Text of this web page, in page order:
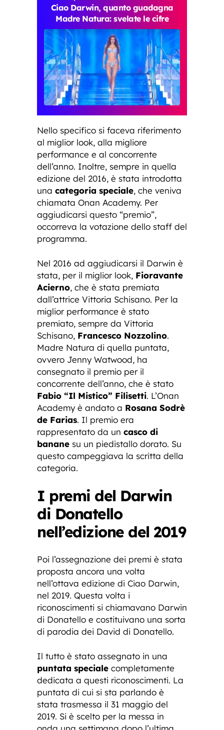
Ciao Darwin, quanto guadagna
Madre Natura: svelate le cifre
Nello specifico si faceva riferimento
al miglior look, alla migliore
performance e al concorrente
dell’anno. Inoltre, sempre in quella
edizione del 2016, è stata introdotta
una categoria speciale, che veniva
chiamata Onan Academy. Per
aggiudicarsi questo “premio”,
occorreva la votazione dello staff del
programma.
Nel 2016 ad aggiudicarsi il Darwin è
stata, per il miglior look, Fioravante
Acierno, che è stata premiata
dall’attrice Vittoria Schisano. Per la
miglior performance è stato
premiato, sempre da Vittoria
Schisano, Francesco Nozzolino.
Madre Natura di quella puntata,
ovvero Jenny Watwood, ha
consegnato il premio per il
concorrente dell’anno, che è stato
Fabio “Il Mistico” Filisetti. L’Onan
Academy è andato a Rosana Sodrè
de Farias. Il premio era
rappresentato da un casco di
banane su un piedistallo dorato. Su
questo campeggiava la scritta della
categoria.
I premi del Darwin
di Donatello
nell’edizione del 2019
Poi l’assegnazione dei premi è stata
proposta ancora una volta
nell’ottava edizione di Ciao Darwin,
nel 2019. Questa volta i
riconoscimenti si chiamavano Darwin
di Donatello e costituivano una sorta
di parodia dei David di Donatello.
Il tutto è stato assegnato in una
puntata speciale completamente
dedicata a questi riconoscimenti. La
puntata di cui si sta parlando è
stata trasmessa il 31 maggio del
2019. Si è scelto per la messa in